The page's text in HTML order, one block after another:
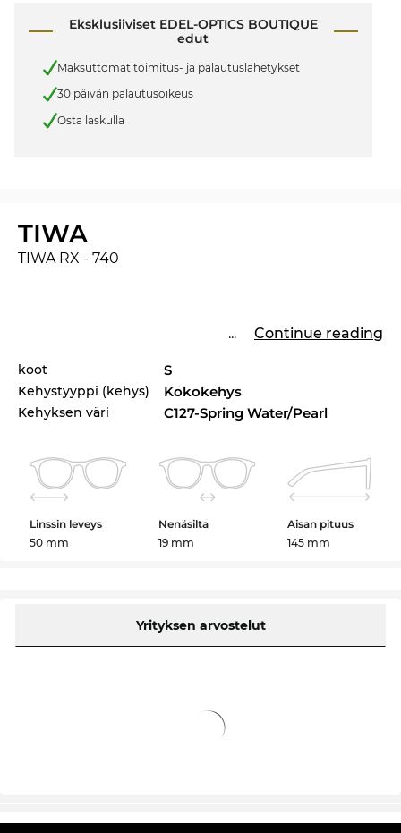
Eksklusiiviset EDEL-OPTICS BOUTIQUE
edut
Maksuttomat toimitus- ja palautuslähetykset
30 päivän palautusoikeus
Osta laskulla
TIWA
TIWA RX - 740
... Continue reading
koot S
Kehystyyppi (kehys) Kokokehys
Kehyksen väri C127-Spring Water/Pearl
Linssin leveys
50 mm
Nenäsilta
19 mm
Aisan pituus
145 mm
Yrityksen arvostelut